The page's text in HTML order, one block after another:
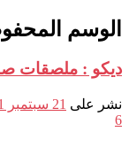
الوسم
ديكو : ملصقات
نشر على 21 سبتمبر 2011
6